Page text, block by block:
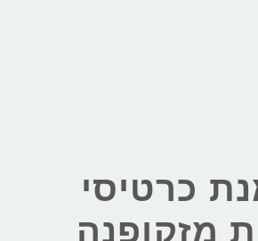
כרטיסי
מזקופנה